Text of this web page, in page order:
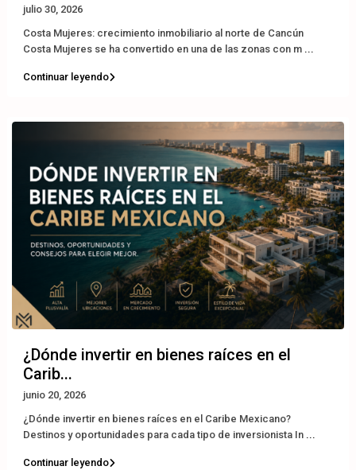
julio 30, 2026
Costa Mujeres: crecimiento inmobiliario al norte de Cancún
Costa Mujeres se ha convertido en una de las zonas con m ...
Continuar leyendo
¿Dónde invertir en bienes raíces en el
Carib...
junio 20, 2026
¿Dónde invertir en bienes raíces en el Caribe Mexicano?
Destinos y oportunidades para cada tipo de inversionista In ...
Continuar leyendo